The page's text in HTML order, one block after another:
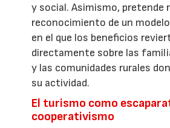
y social. Asimismo, pretende
reconocimiento de un
en el que los beneficios
directamente sobre las
y las comunidades rurales
su actividad.
El turismo como
cooperativismo